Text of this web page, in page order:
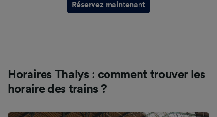
Réservez maintenant
Horaires Thalys : comment trouver les
horaire des trains ?